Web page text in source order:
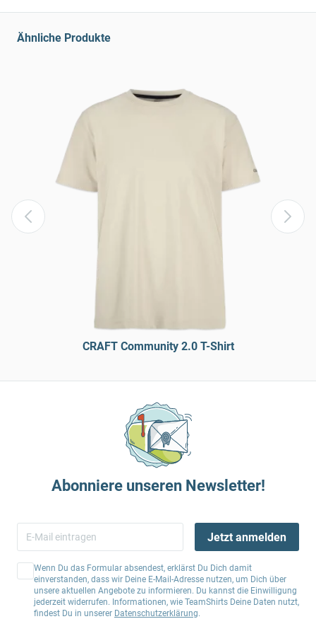
Ähnliche Produkte
CRAFT Community 2.0 T-Shirt
Abonniere unseren Newsletter!
Jetzt anmelden
Wenn Du das Formular absendest, erklärst Du Dich damit
einverstanden, dass wir Deine E-Mail-Adresse nutzen, um Dich über
unsere aktuellen Angebote zu informieren. Du kannst die Einwilligung
jederzeit widerrufen. Informationen, wie TeamShirts Deine Daten nutzt,
findest Du in unserer Datenschutzerklärung.